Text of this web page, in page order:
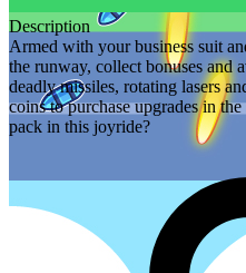
Description
Armed with your business suit
the runway, collect bonuses and
deadly missiles, rotating lasers
coins to purchase upgrades in
pack in this joyride?